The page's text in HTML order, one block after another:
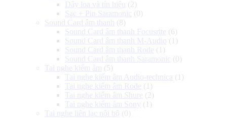
Dây loa và tín hiệu
(2)
Sạc + Pin Saramonic (0)
Sound Card âm thanh
(8)
Sound Card âm thanh Focusrite (6)
Sound Card âm thanh M-Audio (1)
Sound Card âm thanh Rode (1)
Sound Card âm thanh Saramonic (0)
Tai nghe kiểm âm (5)
Tai nghe kiểm âm Audio-technica (1)
Tai nghe kiểm âm Rode (1)
Tai nghe kiểm âm Shure (2)
Tai nghe kiểm âm Sony (1)
Tai nghe liên lạc nội bộ (0)